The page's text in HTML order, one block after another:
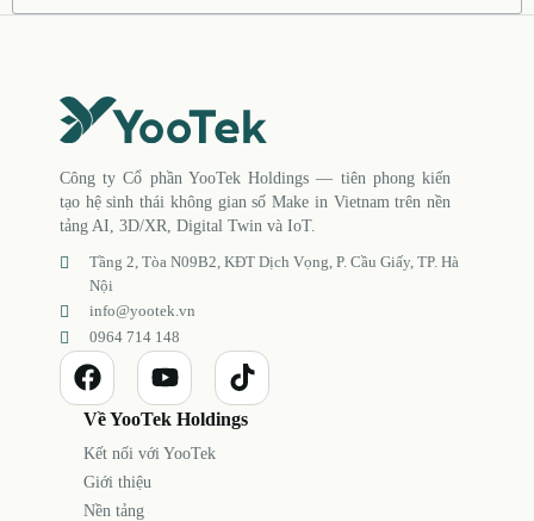
Công ty Cổ phần YooTek Holdings — tiên phong kiến
tạo hệ sinh thái không gian số Make in Vietnam trên nền
tảng AI, 3D/XR, Digital Twin và IoT.
Tầng 2, Tòa N09B2, KĐT Dịch Vọng, P. Cầu Giấy, TP. Hà
Nội
info@yootek.vn
0964 714 148
Về YooTek Holdings
Kết nối với YooTek
Giới thiệu
Nền tảng